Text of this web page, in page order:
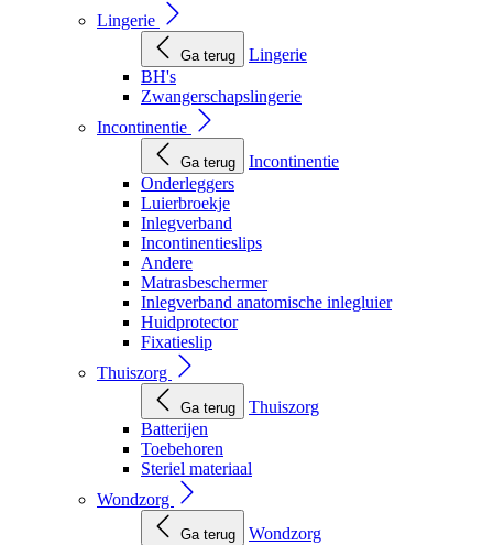
Lingerie
Ga terug
Lingerie
BH's
Zwangerschapslingerie
Incontinentie
Ga terug
Incontinentie
Onderleggers
Luierbroekje
Inlegverband
Incontinentieslips
Andere
Matrasbeschermer
Inlegverband anatomische inlegluier
Huidprotector
Fixatieslip
Thuiszorg
Ga terug
Thuiszorg
Batterijen
Toebehoren
Steriel materiaal
Wondzorg
Ga terug
Wondzorg